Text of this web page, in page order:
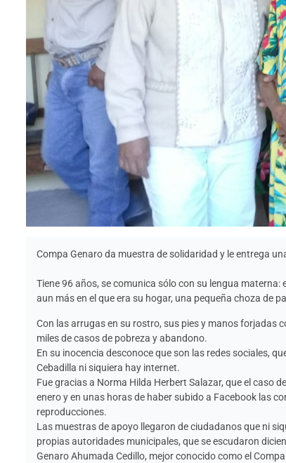
Compa Genaro da muestra de solidaridad y le entrega
Tiene 96 años, se comunica sólo con su lengua
aun más en el que era su hogar, una pequeña choza de
Con las arrugas en su rostro, sus pies y manos forjadas
miles de casos de pobreza y abandono.
En su inocencia desconoce que son las redes sociales,
Cebadilla ni siquiera hay internet.
Fue gracias a Norma Hilda Herbert Salazar, que el caso
enero y en unas horas de haber subido a Facebook las
reproducciones.
Las muestras de apoyo llegaron de ciudadanos que ni
propias autoridades municipales, que se escudaron
Genaro Ahumada Cedillo, mejor conocido como el